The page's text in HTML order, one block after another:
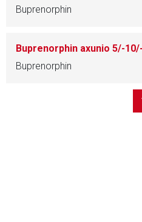
Buprenorphin
Buprenorphin